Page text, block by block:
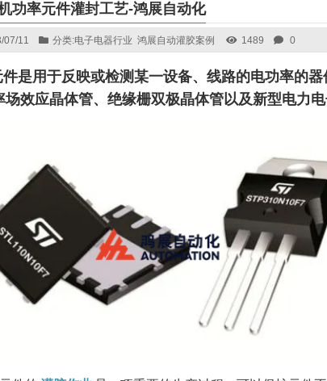
功率元件灌封工艺-鸿展自动化
07/11 分类:电子电器行业 鸿展自动灌胶案例 1489 0
是用于反映或检测某一设备、线路的电功率的
场效应晶体管、绝缘栅双极晶体管以及新型电力电